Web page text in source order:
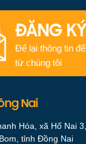
ĐĂNG
Để lại thông tin
từ chúng tôi
Nai
Hóa, xã Hố Nai 3,
tỉnh Đồng Nai